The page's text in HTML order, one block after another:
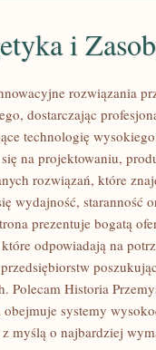
i
rozwiązania
dostarczając
technologię
na projektowaniu,
rozwiązań, które
wydajność, staranność
prezentuje bogatą
odpowiadają na
Polecam Historia
obejmuje systemy
myślą o najbardziej